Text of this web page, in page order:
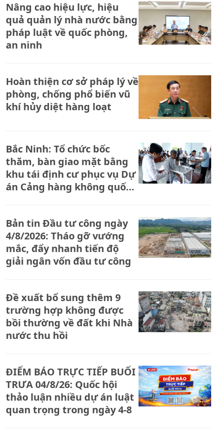
Nâng cao hiệu lực, hiệu
quả quản lý nhà nước bằng
pháp luật về quốc phòng,
an ninh
Hoàn thiện cơ sở pháp lý về
phòng, chống phổ biến vũ
khí hủy diệt hàng loạt
Bắc Ninh: Tổ chức bốc
thăm, bàn giao mặt bằng
khu tái định cư phục vụ Dự
án Cảng hàng không quốc
Bản tin Đầu tư công ngày
4/8/2026: Tháo gỡ vướng
mắc, đẩy nhanh tiến độ
giải ngân vốn đầu tư công
Đề xuất bổ sung thêm 9
trường hợp không được
bồi thường về đất khi Nhà
nước thu hồi
ĐIỂM BÁO TRỰC TIẾP BUỔI
TRƯA 04/8/26: Quốc hội
thảo luận nhiều dự án luật
quan trọng trong ngày 4-8